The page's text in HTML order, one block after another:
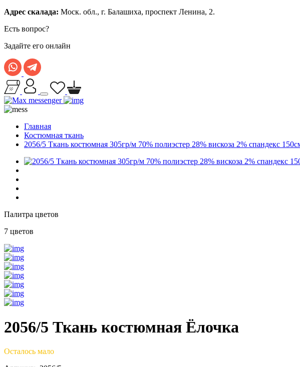
Адрес скалада: Моск. обл., г. Балашиха, проспект Ленина, 2.
Есть вопрос?
Задайте его онлайн
Главная
Костюмная ткань
2056/5 Ткань костюмная 305гр/м 70% полиэстер 28% вискоза 2% спандекс
Палитра цветов
7 цветов
2056/5 Ткань костюмная Ёлочка
Осталось мало